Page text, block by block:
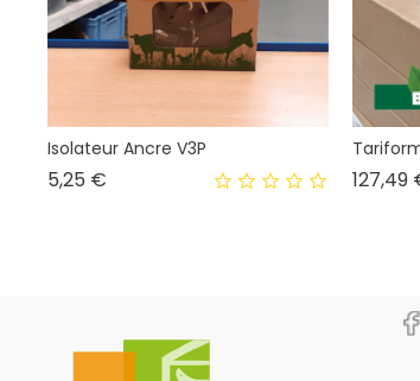
Isolateur Ancre V3P
5,25 € 127,49